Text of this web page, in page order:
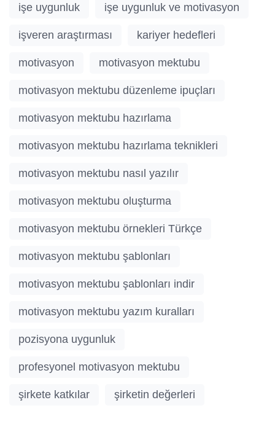
işe uygunluk işe uygunluk ve motivasyon
işveren araştırması kariyer hedefleri
motivasyon motivasyon mektubu
motivasyon mektubu düzenleme ipuçları
motivasyon mektubu hazırlama
motivasyon mektubu hazırlama teknikleri
motivasyon mektubu nasıl yazılır
motivasyon mektubu oluşturma
motivasyon mektubu örnekleri Türkçe
motivasyon mektubu şablonları
motivasyon mektubu şablonları indir
motivasyon mektubu yazım kuralları
pozisyona uygunluk
profesyonel motivasyon mektubu
şirkete katkılar şirketin değerleri